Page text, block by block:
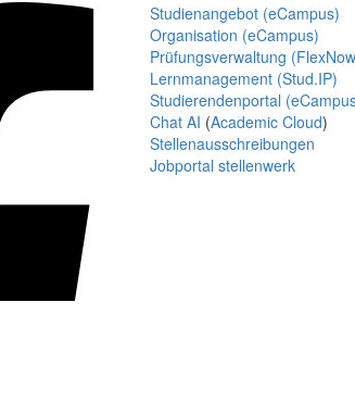
Studienangebot (eCampus)
Organisation (eCampus)
Prüfungsverwaltung
Lernmanagement (Stud.IP)
Studierendenportal
Chat AI (Academic Cloud)
Stellenausschreibungen
Jobportal stellenwerk